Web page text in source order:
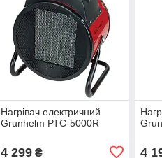
Нагрівач електричний
Grunhelm РТС-5000R
4 299₴ 4